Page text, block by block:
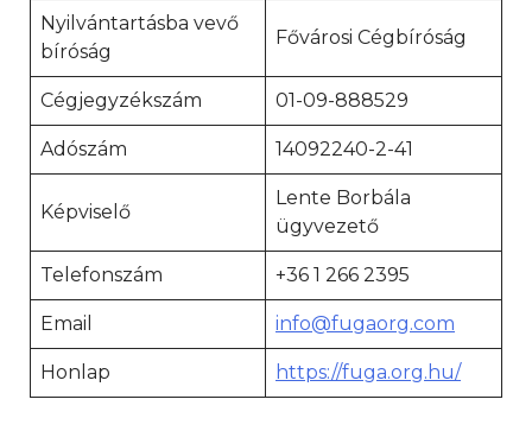
Nyilvántartásba vevő
bíróság
Fővárosi Cégbíróság
Cégjegyzékszám 01-09-888529
Adószám 14092240-2-41
Képviselő
Lente Borbála
ügyvezető
Telefonszám +36 1 266 2395
Email info@fugaorg.com
Honlap https://fuga.org.hu/